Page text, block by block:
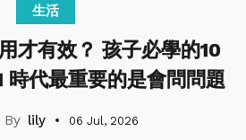
生活
才有效？ 孩子必學的10
時代最重要的是會問問題
lily 06 Jul, 2026